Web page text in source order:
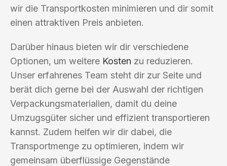
wir die Transportkosten minimieren und dir somit
einen attraktiven Preis anbieten.
Darüber hinaus bieten wir dir verschiedene
Optionen, um weitere Kosten zu reduzieren.
Unser erfahrenes Team steht dir zur Seite und
berät dich gerne bei der Auswahl der richtigen
Verpackungsmaterialien, damit du deine
Umzugsgüter sicher und effizient transportieren
kannst. Zudem helfen wir dir dabei, die
Transportmenge zu optimieren, indem wir
gemeinsam überflüssige Gegenstände